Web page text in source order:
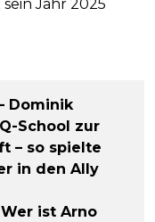
Jahr 2025
Dominik
School zur
– so spielte
in den Ally
ist Arno